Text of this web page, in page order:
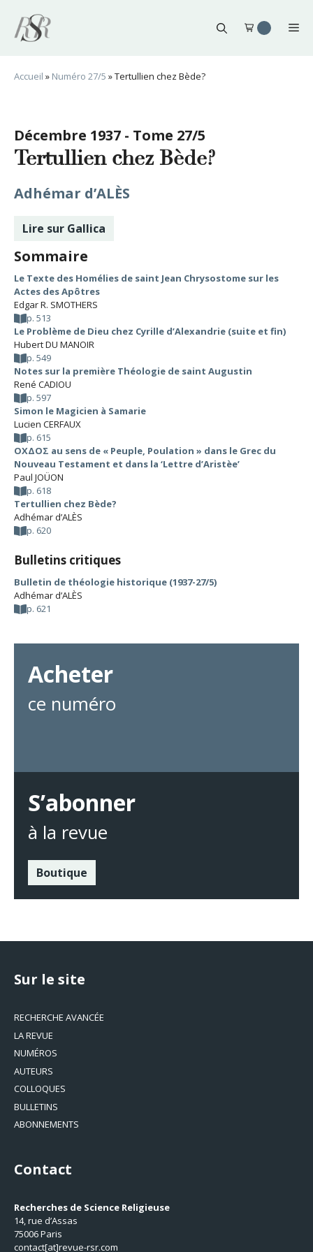
contenu
Accueil » Numéro 27/5 »Tertullien chez Bède?
Décembre 1937 - Tome 27/5
Tertullien chez Bède?
Adhémar d’ALÈS
Lire sur Gallica
Sommaire
Le Texte des Homélies de saint Jean Chrysostome sur les
Actes des Apôtres
Edgar R. SMOTHERS
p. 513
Le Problème de Dieu chez Cyrille d’Alexandrie (suite et fin)
Hubert DU MANOIR
p. 549
Notes sur la première Théologie de saint Augustin
René CADIOU
p. 597
Simon le Magicien à Samarie
Lucien CERFAUX
p. 615
ΟΧΔΟΣ au sens de « Peuple, Poulation » dans le Grec du
Nouveau Testament et dans la ‘Lettre d’Aristèe’
Paul JOÜON
p. 618
Tertullien chez Bède?
Adhémar d’ALÈS
p. 620
Bulletins critiques
Bulletin de théologie historique (1937-27/5)
Adhémar d’ALÈS
p. 621
Acheter
ce numéro
S’abonner
à la revue
Boutique
Sur le site
RECHERCHE AVANCÉE
LA REVUE
NUMÉROS
AUTEURS
COLLOQUES
BULLETINS
ABONNEMENTS
Contact
Recherches de Science Religieuse
14, rue d’Assas
75006 Paris
contact[at]revue-rsr.com